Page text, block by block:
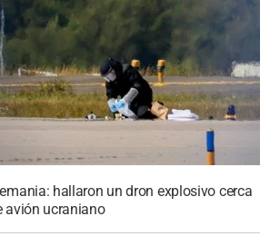
hallaron un dron explosivo cerca
avión ucraniano